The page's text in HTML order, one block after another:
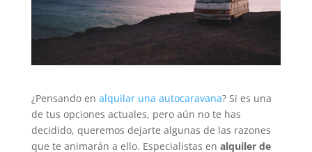
¿Pensando en alquilar una autocaravana? Si es una
de tus opciones actuales, pero aún no te has
decidido, queremos dejarte algunas de las razones
que te animarán a ello. Especialistas en alquiler de